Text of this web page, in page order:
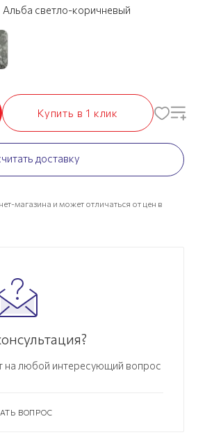
Альба светло-коричневый
Купить в 1 клик
доставку
магазина и может отличаться от цен в
на любой интересующий вопрос
ВОПРОС